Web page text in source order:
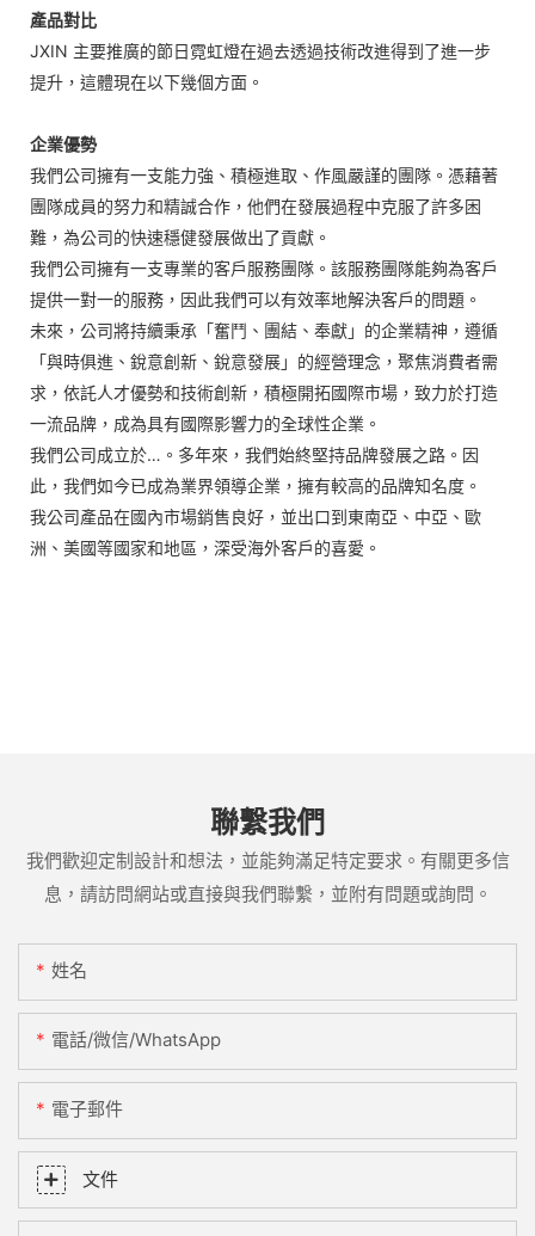
產品對比
JXIN 主要推廣的節日霓虹燈在過去透過技術改進得到了進一步
提升，這體現在以下幾個方面。
企業優勢
我們公司擁有一支能力強、積極進取、作風嚴謹的團隊。憑藉著
團隊成員的努力和精誠合作，他們在發展過程中克服了許多困
難，為公司的快速穩健發展做出了貢獻。
我們公司擁有一支專業的客戶服務團隊。該服務團隊能夠為客戶
提供一對一的服務，因此我們可以有效率地解決客戶的問題。
未來，公司將持續秉承「奮鬥、團結、奉獻」的企業精神，遵循
「與時俱進、銳意創新、銳意發展」的經營理念，聚焦消費者需
求，依託人才優勢和技術創新，積極開拓國際市場，致力於打造
一流品牌，成為具有國際影響力的全球性企業。
我們公司成立於…。多年來，我們始終堅持品牌發展之路。因
此，我們如今已成為業界領導企業，擁有較高的品牌知名度。
我公司產品在國內市場銷售良好，並出口到東南亞、中亞、歐
洲、美國等國家和地區，深受海外客戶的喜愛。
聯繫我們
我們歡迎定制設計和想法，並能夠滿足特定要求。有關更多信
息，請訪問網站或直接與我們聯繫，並附有問題或詢問。
姓名
電話/微信/WhatsApp
電子郵件
文件